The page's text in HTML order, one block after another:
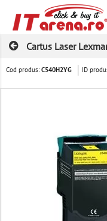
Cartus Laser
Cod produs:C540H2YG ID